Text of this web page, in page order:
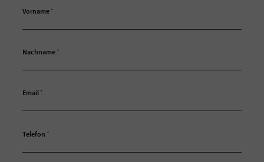
Vorname *
Nachname *
Email *
Telefon *